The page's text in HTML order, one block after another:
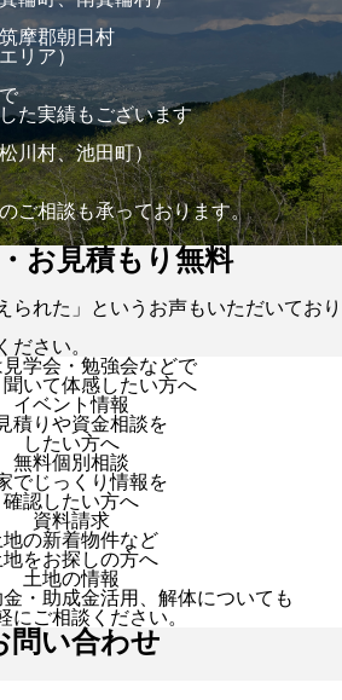
摩郡朝日村
リア）
た実績もございます
川村、池田町）
ご相談も承っております。
お見積もり無料
られた」というお声もいただいており
ださい。
見学会・勉強会などで
聞いて体感したい方へ
イベント情報
積りや資金相談を
したい方へ
無料個別相談
でじっくり情報を
確認したい方へ
資料請求
地の新着物件など
地をお探しの方へ
土地の情報
・助成金活用、解体についても
にご相談ください。
問い合わせ